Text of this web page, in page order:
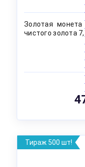
Золотая
чистого золота
Тираж 500 шт!